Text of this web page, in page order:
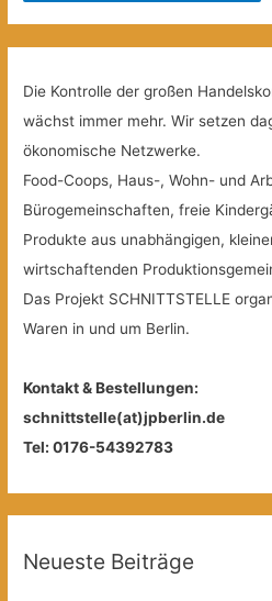
Die Kontrolle der großen
wächst immer mehr. Wir setzen
ökonomische Netzwerke.
Food-Coops, Haus-, Wohn- und
Bürogemeinschaften, freie
Produkte aus unabhängigen,
wirtschaftenden
Das Projekt SCHNITTSTELLE
Waren in und um Berlin.
Kontakt & Bestellungen:
schnittstelle(at)jpberlin.de
Tel: 0176-54392783
Neueste Beiträge